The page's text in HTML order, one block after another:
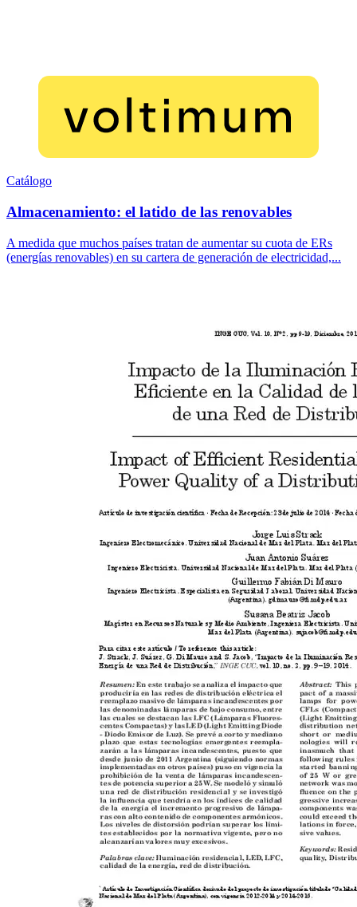
Catálogo
Almacenamiento: el latido de las renovables
A medida que muchos países tratan de aumentar su cuota de ERs
(energías renovables) en su cartera de generación de electricidad,...